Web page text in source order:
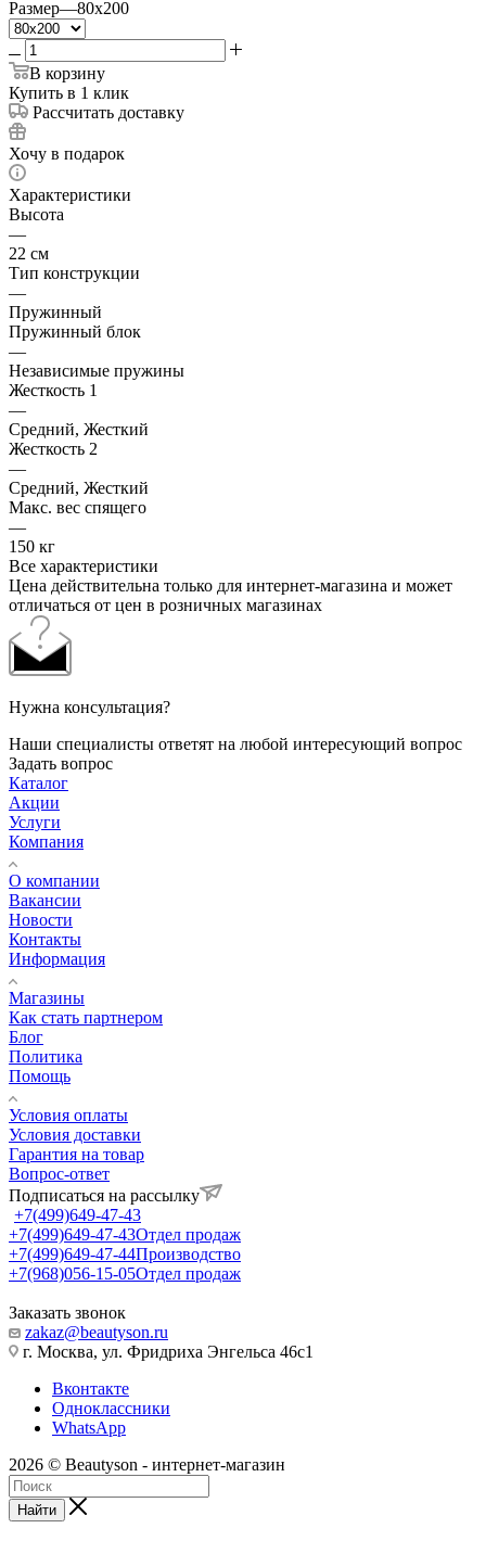
Размер—80x200
В корзину
Купить в 1 клик
Рассчитать доставку
Хочу в подарок
Характеристики
Высота
—
22 см
Тип конструкции
—
Пружинный
Пружинный блок
—
Независимые пружины
Жесткость 1
—
Средний, Жесткий
Жесткость 2
—
Средний, Жесткий
Макс. вес спящего
—
150 кг
Все характеристики
Цена действительна только для интернет-магазина и может
отличаться от цен в розничных магазинах
Нужна консультация?
Наши специалисты ответят на любой интересующий вопрос
Задать вопрос
Каталог
Акции
Услуги
Компания
О компании
Вакансии
Новости
Контакты
Информация
Магазины
Как стать партнером
Блог
Политика
Помощь
Условия оплаты
Условия доставки
Гарантия на товар
Вопрос-ответ
Подписаться на рассылку
+7(499)649-47-43
+7(499)649-47-43Отдел продаж
+7(499)649-47-44Производство
+7(968)056-15-05Отдел продаж
Заказать звонок
zakaz@beautyson.ru
г. Москва, ул. Фридриха Энгельса 46с1
Вконтакте
Одноклассники
WhatsApp
2026 © Beautyson - интернет-магазин
Найти